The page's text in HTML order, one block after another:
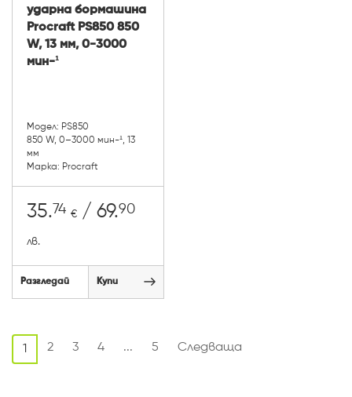
ударна бормашина
Procraft PS850 850
W, 13 мм, 0-3000
мин-¹
Модел: PS850
850 W, 0–3000 мин-¹, 13
мм
Марка: Procraft
35.74 € / 69.90
лв.
Разгледай Купи
1 2 3 4 ... 5 Следваща